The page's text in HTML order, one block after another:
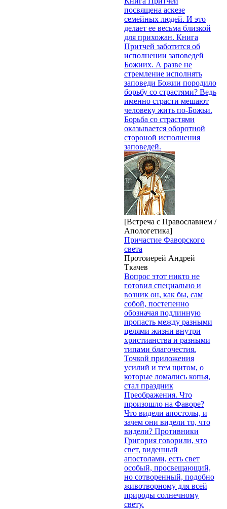
посвящена аскезе
семейных людей. И это
делает ее весьма близкой
для прихожан. Книга
Притчей заботится об
исполнении заповедей
Божиих. А разве не
стремление исполнять
заповеди Божии породило
борьбу со страстями? Ведь
именно страсти мешают
человеку жить по-Божьи.
Борьба со страстями
оказывается оборотной
стороной исполнения
заповедей.
[Встреча с Православием /
Апологетика]
Причастие Фаворского
света
Протоиерей Андрей
Ткачев
Вопрос этот никто не
готовил специально и
возник он, как бы, сам
собой, постепенно
обозначая подлинную
пропасть между разными
целями жизни внутри
христианства и разными
типами благочестия.
Точкой приложения
усилий и тем щитом, о
которые ломались копья,
стал праздник
Преображения. Что
произошло на Фаворе?
Что видели апостолы, и
зачем они видели то, что
видели? Противники
Григория говорили, что
свет, виденный
апостолами, есть свет
особый, просвещающий,
но сотворенный, подобно
животворному для всей
природы солнечному
свету.